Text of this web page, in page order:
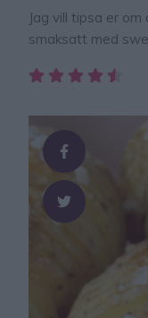
Jag vill tipsa er
smaksatt med
mesta: kyckling,
Mango Chutney–
Remouladsås–